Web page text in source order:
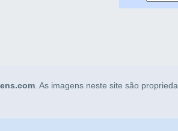
. As imagens neste site são